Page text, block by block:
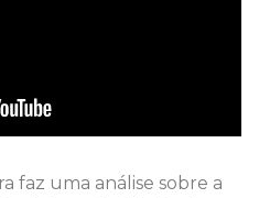
faz uma análise sobre a